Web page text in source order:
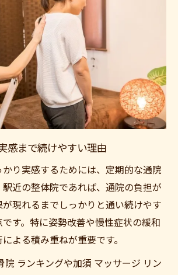
感まで続けやすい理由
り実感するためには、定期的な通院
近の整体院であれば、通院の負担が
現れるまでしっかりと通い続けやす
す。特に姿勢改善や慢性症状の緩和
よる積み重ねが重要です。
院 ランキングや加須 マッサージ リン